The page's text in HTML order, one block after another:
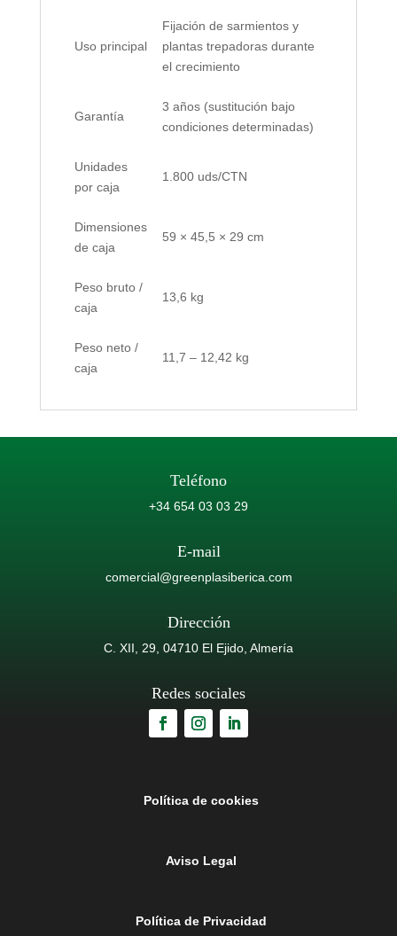
Uso principal
Fijación de sarmientos y
plantas trepadoras durante
el crecimiento
Garantía
3 años (sustitución bajo
condiciones determinadas)
Unidades
por caja
1.800 uds/CTN
Dimensiones
de caja
59 × 45,5 × 29 cm
Peso bruto /
caja
13,6 kg
Peso neto /
caja
11,7 – 12,42 kg
Teléfono
+34 654 03 03 29
E-mail
comercial@greenplasiberica.com
Dirección
C. XII, 29, 04710 El Ejido, Almería
Redes sociales
Política de cookies
Aviso Legal
Política de Privacidad